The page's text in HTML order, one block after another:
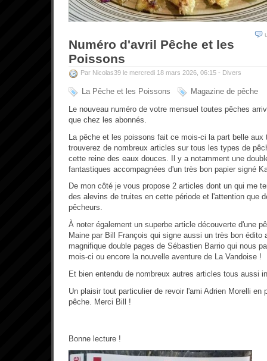
Numéro d'avril Pêche et les
Poissons
Par Nicolas39 le mercredi 18 mars 2026, 06:15 - Divers
La Pêche et les Poissons
Magazine de pêche
Le nouveau numéro de votre mensuel toutes pêches
que chez les abonnés.
La pêche et les poissons fait ce mois-ci la part belle
trouverez de nombreux articles sur tous les types de
cette reine des eaux douces. Il y a notamment une
fantastiques accompagnées d'un très bon papier signé
De mon côté je vous propose 2 articles dont un qui me
des alevins de truites en cette période et l'attention que
pêcheurs.
À noter également un superbe article découverte d'une
Maine par Bill François qui signe aussi un très bon édito
magnifique double pages de Sébastien Barrio qui nous
mois-ci ou encore la nouvelle aventure de La Vandoise !
Et bien entendu de nombreux autres articles tous aussi
Un plaisir tout particulier de revoir l'ami Adrien Morelli en
pêche. Merci Bill !
Bonne lecture !